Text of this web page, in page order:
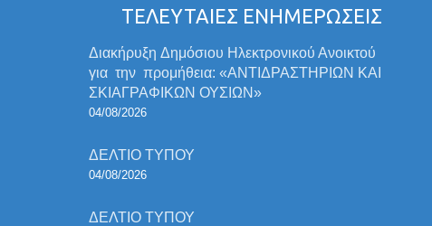
ΤΕΛΕΥΤΑΙΕΣ ΕΝΗΜΕΡΩΣΕΙΣ
Διακήρυξη Δημόσιου Ηλεκτρονικού Ανοικτού
για την προμήθεια: «ΑΝΤΙΔΡΑΣΤΗΡΙΩΝ ΚΑΙ
ΣΚΙΑΓΡΑΦΙΚΩΝ ΟΥΣΙΩΝ»
04/08/2026
ΔΕΛΤΙΟ ΤΥΠΟΥ
04/08/2026
ΔΕΛΤΙΟ ΤΥΠΟΥ